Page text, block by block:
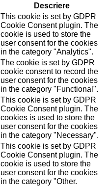
Descriere
This cookie is set by GDPR
Cookie Consent plugin. The
cookie is used to store the
user consent for the cookies
in the category "Analytics".
The cookie is set by GDPR
cookie consent to record the
user consent for the cookies
in the category "Functional".
This cookie is set by GDPR
Cookie Consent plugin. The
cookies is used to store the
user consent for the cookies
in the category "Necessary".
This cookie is set by GDPR
Cookie Consent plugin. The
cookie is used to store the
user consent for the cookies
in the category "Other.